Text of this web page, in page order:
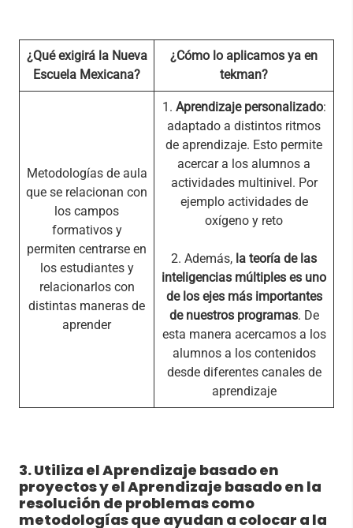
¿Qué exigirá la Nueva
Escuela Mexicana?
¿Cómo lo aplicamos ya en
tekman?
Metodologías de aula
que se relacionan con
los campos
formativos y
permiten centrarse en
los estudiantes y
relacionarlos con
distintas maneras de
aprender
1. Aprendizaje personalizado:
adaptado a distintos ritmos
de aprendizaje. Esto permite
acercar a los alumnos a
actividades multinivel. Por
ejemplo actividades de
oxígeno y reto
2. Además, la teoría de las
inteligencias múltiples es uno
de los ejes más importantes
de nuestros programas. De
esta manera acercamos a los
alumnos a los contenidos
desde diferentes canales de
aprendizaje
3. Utiliza el Aprendizaje basado en
proyectos y el Aprendizaje basado en la
resolución de problemas como
metodologías que ayudan a colocar a la